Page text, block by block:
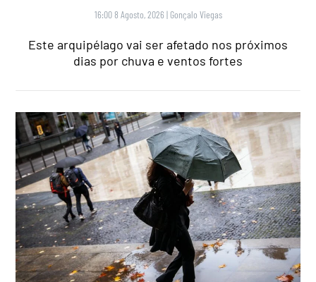
16:00 8 Agosto, 2026 | Gonçalo Viegas
Este arquipélago vai ser afetado nos próximos
dias por chuva e ventos fortes